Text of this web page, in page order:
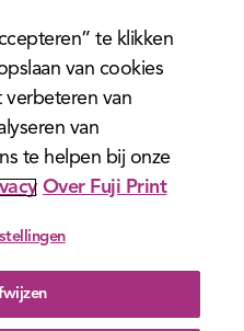
Fotopuzzel
Kind
Fotorugzak
te klikken
van cookies
van
van
te helpen bij onze
Over Fuji Print